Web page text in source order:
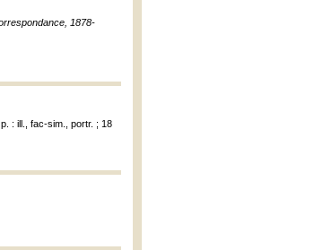
1878-
: ill., fac-sim., portr. ; 18